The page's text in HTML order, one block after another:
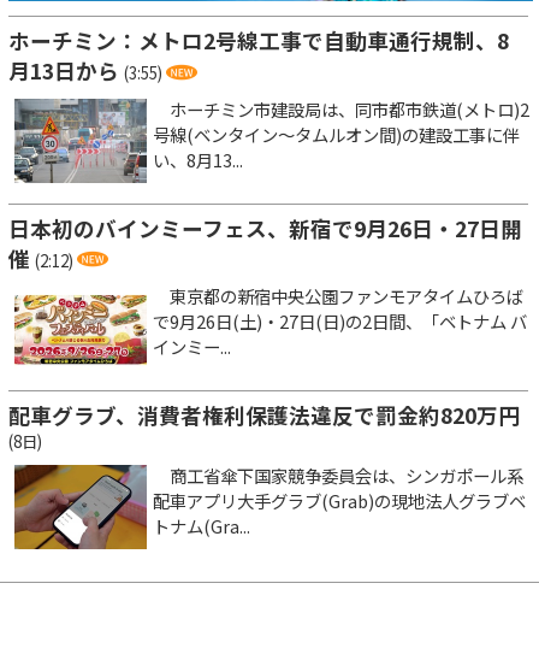
ホーチミン：メトロ2号線工事で自動車通行規制、8
月13日から (3:55)
ホーチミン市建設局は、同市都市鉄道(メトロ)2
号線(ベンタイン～タムルオン間)の建設工事に伴
い、8月13...
日本初のバインミーフェス、新宿で9月26日・27日開
催 (2:12)
東京都の新宿中央公園ファンモアタイムひろば
で9月26日(土)・27日(日)の2日間、「ベトナム バ
インミー...
配車グラブ、消費者権利保護法違反で罰金約820万円
(8日)
商工省傘下国家競争委員会は、シンガポール系
配車アプリ大手グラブ(Grab)の現地法人グラブベ
トナム(Gra...